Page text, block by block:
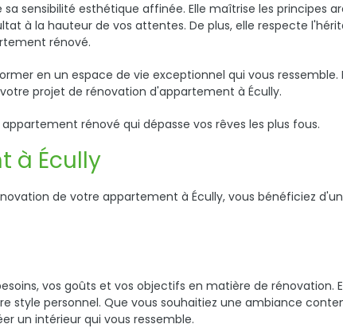
sensibilité esthétique affinée. Elle maîtrise les principes
à la hauteur de vos attentes. De plus, elle respecte
rénové.
en un espace de vie exceptionnel qui vous
projet de rénovation d'appartement à Écully.
rénové qui dépasse vos rêves les plus fous.
à Écully
de votre appartement à Écully, vous bénéficiez
vos goûts et vos objectifs en matière de rénovation.
personnel. Que vous souhaitiez une ambiance
un intérieur qui vous ressemble.